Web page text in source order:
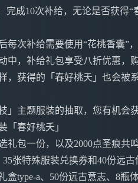
完成10次补给，无论是否获得
每次补给需要使用“花桃香囊”
中，补给礼包享受八折优惠，
，获得的「春好桃夭」也会被
」主题服装的抽取，您有机会
「春好桃夭」
礼包一份，以及2000点圣痕共
张特殊服装兑换券和40份远古
盒type-a、50份远古意志、8瓶